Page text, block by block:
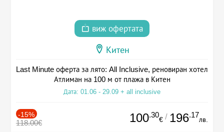
виж офертата
Китен
Last Minute оферта за лято: All Inclusive, реновиран хотел
Атлиман на 100 м от плажа в Китен
Дата: 01.06 - 29.09 + all inclusive
-15%
118.00€ 100.30
€ / 196.17
лв.